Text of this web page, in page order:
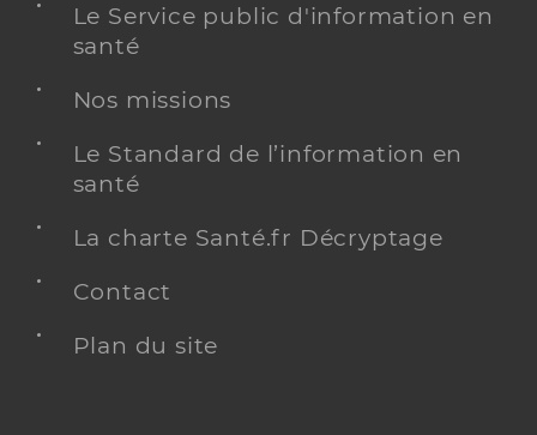
Le Service public d'information en
santé
Nos missions
Le Standard de l’information en
santé
La charte Santé.fr Décryptage
Contact
Plan du site